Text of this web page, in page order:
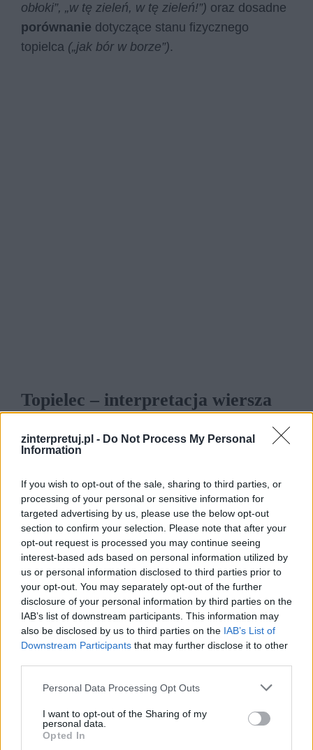
zinterpretuj.pl - Do Not Process My Personal
Information
If you wish to opt-out of the sale, sharing to third parties, or
processing of your personal or sensitive information for
targeted advertising by us, please use the below opt-out
section to confirm your selection. Please note that after your
opt-out request is processed you may continue seeing
interest-based ads based on personal information utilized by
us or personal information disclosed to third parties prior to
your opt-out. You may separately opt-out of the further
disclosure of your personal information by third parties on the
IAB’s list of downstream participants. This information may
also be disclosed by us to third parties on the IAB’s List of
Downstream Participants that may further disclose it to other
Personal Data Processing Opt Outs
I want to opt-out of the Sharing of my
personal data.
Opted In
obłoki”, „w tę zieleń, w tę zieleń!”) oraz dosadne
porównanie dotyczące stanu fizycznego
topielca („jak bór w borze”).
Topielec – interpretacja wiersza
Wiersz rozpoczyna sięw pierwszym i drugim
wersiew sposób nie zapowiadający tej
opisie natury . Robi to w malowniczy sposób
tak, że nie spodziewamy się, że zaraz spotkamy
w miejscu„gdzie się las upodabnia łące
niespodzianie” zwłoki mężczyzny! W utworze
zaznaczone jest, że są to obecnie już całkiem
„zbędne zwłoki”, a być może były one nawet
zbędne wcześniej, ponieważ ciało wcale nie jest
potrzebne by doświadczyć magii i metafizyki
wszechobecnej leśnej natury.
Dalszy ciąg opowieścizdaje się brzmieć
nadprzyrodzone cechy przyrodzie, takie jak
„demon zieleni”